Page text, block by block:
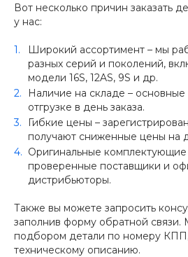
Вот несколько причин заказать
у нас:
Широкий ассортимент – мы
разных серий и поколений,
модели 16S, 12AS, 9S и др.
Наличие на складе –
отгрузке в день заказа.
Гибкие цены –
получают сниженные цены на
Оригинальные комплектующие
проверенные поставщики и
дистрибьюторы.
Также вы можете запросить
заполнив форму обратной
подбором детали по номеру
техническому описанию.